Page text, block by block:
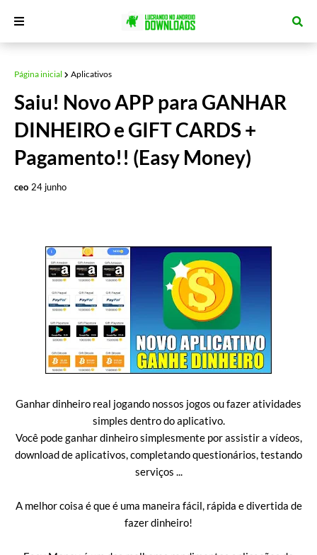
Página inicial Aplicativos
Saiu! Novo APP para GANHAR
DINHEIRO e GIFT CARDS +
Pagamento!! (Easy Money)
ceo 24 junho
Ganhar dinheiro real jogando nossos jogos ou fazer atividades
simples dentro do aplicativo.
Você pode ganhar dinheiro simplesmente por assistir a vídeos,
download de aplicativos, completando questionários, testando
serviços ...
A melhor coisa é que é uma maneira fácil, rápida e divertida de
fazer dinheiro!